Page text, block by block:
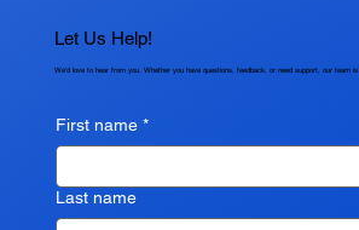
Let Us Help!
We'd love to hear from you. Whether you have questions, feedback, or need support, our team is
First name *
Last name